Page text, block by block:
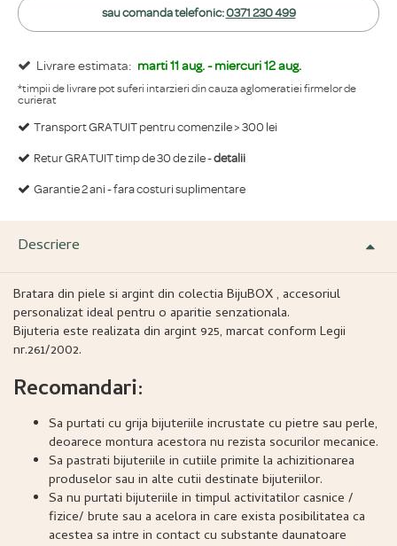
Livrare estimata: marti 11 aug. - miercuri 12 aug.
*timpii de livrare pot suferi intarzieri din cauza aglomeratiei firmelor de
curierat
Transport GRATUIT pentru comenzile > 300 lei
Retur GRATUIT timp de 30 de zile -detalii
Garantie 2 ani - fara costuri suplimentare
sau comanda telefonic:0371 230 499
Descriere
Bratara din piele si argint din colectia BijuBOX , accesoriul
personalizat ideal pentru o aparitie senzationala.
Bijuteria este realizata din argint 925, marcat conform Legii
nr.261/2002.
Recomandari:
Sa purtati cu grija bijuteriile incrustate cu pietre sau perle,
deoarece montura acestora nu rezista socurilor mecanice.
Sa pastrati bijuteriile in cutiile primite la achizitionarea
produselor sau in alte cutii destinate bijuteriilor.
Sa nu purtati bijuteriile in timpul activitatilor casnice /
fizice/ brute sau a acelora in care exista posibilitatea ca
acestea sa intre in contact cu substante daunatoare